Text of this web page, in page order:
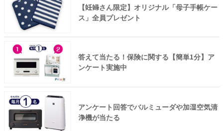
【妊婦さん限定】オリジナル「母子手帳ケー
ス」全員プレゼント
答えて当たる！保険に関する【簡単1分】ア
ンケート実施中
アンケート回答でバルミューダや加湿空気清
浄機が当たる